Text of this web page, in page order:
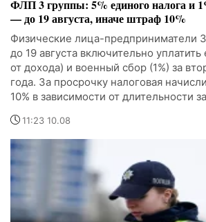
ФЛП 3 группы: 5% единого налога и
— до 19 августа, иначе штраф 10%
Физические лица-предприниматели
до 19 августа включительно
от дохода) и военный сбор (1%) за
года. За просрочку налоговая
10% в зависимости от длительности
11:23 10.08